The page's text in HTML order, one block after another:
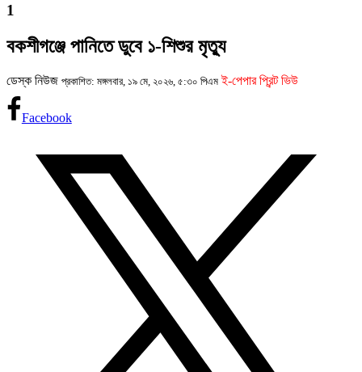
1
বকশীগঞ্জে পানিতে ডুবে ১-শিশুর মৃত্যু
ডেস্ক নিউজ প্রকাশিত: মঙ্গলবার, ১৯ মে, ২০২৬, ৫:৩০ পিএম ই-পেপার প্রিন্ট ভিউ
Facebook